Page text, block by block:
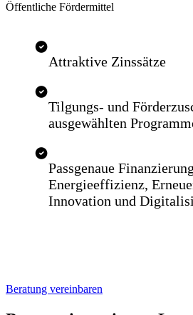
Öffentliche Fördermittel
Attraktive Zinssätze
Tilgungs- und
ausgewählten
Passgenaue
Energieeffizienz,
Innovation und
Beratung vereinbaren